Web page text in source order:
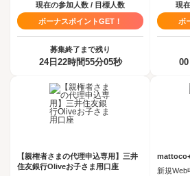
現在の参加人数 / 目標人数
ボーナスポイントGET！
募集終了まで残り
24日22時間55分04秒
現
ボ
【親権者さまの代理申込専用】三井
住友銀行Oliveお子さま用口座
mattoco+